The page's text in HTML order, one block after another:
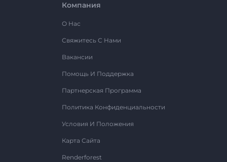
Компания
О Нас
Свяжитесь С Нами
Вакансии
Помощь И Поддержка
Партнерская Программа
Политика Конфиденциальности
Условия И Положения
Карта Сайта
Renderforest